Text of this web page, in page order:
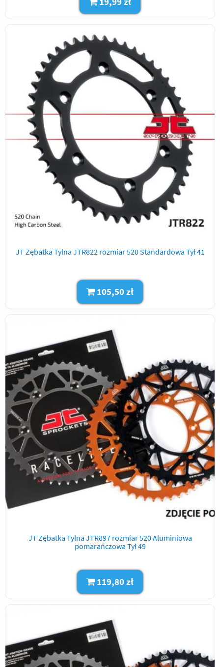
JT Zębatka Tylna JTR822 rozmiar 520 Standardowa Tył 41
105,50 zł
JT Zębatka Tylna JTR897 rozmiar 520 Aluminiowa
pomarańczowa Tył 49
119,80 zł